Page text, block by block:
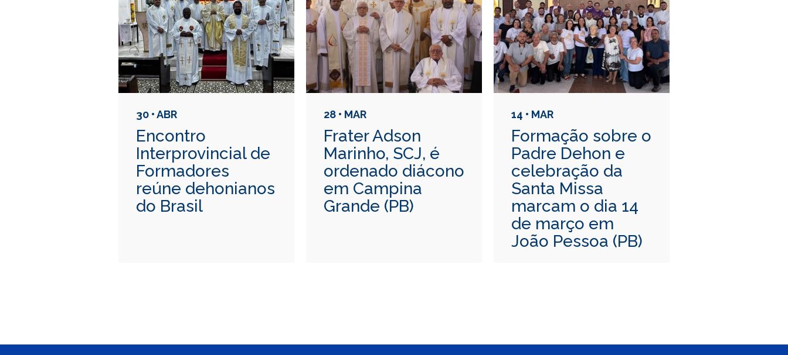
30 • ABR
Encontro
Interprovincial de
Formadores
reúne dehonianos
do Brasil
28 • MAR
Frater Adson
Marinho, SCJ, é
ordenado diácono
em Campina
Grande (PB)
14 • MAR
Formação sobre o
Padre Dehon e
celebração da
Santa Missa
marcam o dia 14
de março em
João Pessoa (PB)